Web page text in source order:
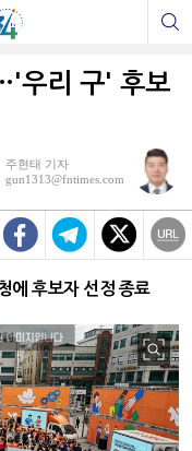
우리 구' 후보
주현태 기자
gun1313@fntimes.com
에 후보자 선정 종료